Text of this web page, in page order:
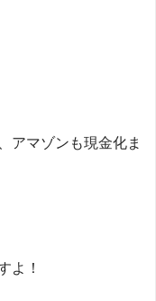
アマゾンも現金化ま
よ！